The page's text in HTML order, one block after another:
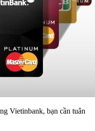
Vietinbank, bạn cần tuân